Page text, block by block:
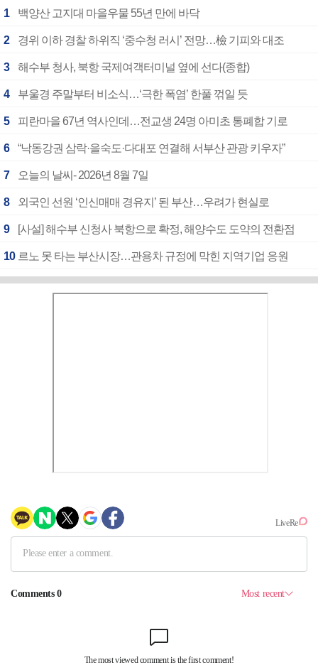
1 백양산 고지대 마을우물 55년 만에 바닥
2 경위 이하 경찰 하위직 ‘중수청 러시’ 전망…檢 기피와 대조
3 해수부 청사, 북항 국제여객터미널 옆에 선다(종합)
4 부울경 주말부터 비소식…‘극한 폭염’ 한풀 꺾일 듯
5 피란마을 67년 역사인데…전교생 24명 아미초 통폐합 기로
6 “낙동강권 삼락·을숙도·다대포 연결해 서부산 관광 키우자”
7 오늘의 날씨- 2026년 8월 7일
8 외국인 선원 ‘인신매매 경유지’ 된 부산…우려가 현실로
9 [사설] 해수부 신청사 북항으로 확정, 해양수도 도약의 전환점
10 르노 못 타는 부산시장…관용차 규정에 막힌 지역기업 응원